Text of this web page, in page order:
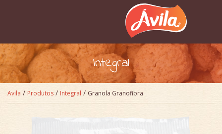
Integral
Avila / Produtos / Integral / Granola Granofibra